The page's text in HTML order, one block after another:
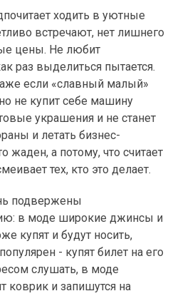
ходить в уютные
встречают, нет лишнего
цены. Не любит
раз выделиться пытается.
если «славный малый»
не купит себе машину
украшения и не станет
и летать бизнес-
жаден, а потому, что считает
тех, кто это делает.
подвержены
в моде широкие джинсы и
купят и будут носить,
- купят билет на его
слушать, в моде
коврик и запишутся на